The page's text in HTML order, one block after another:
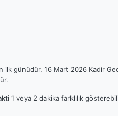
ilk günüdür. 16 Mart 2026 Kadir
1 veya 2 dakika farklılık